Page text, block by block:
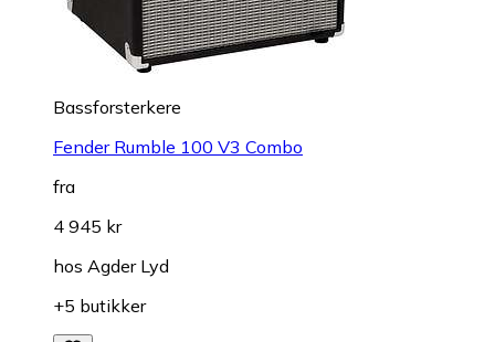
Bassforsterkere
Fender Rumble 100 V3 Combo
fra
4 945 kr
hos Agder Lyd
+5 butikker